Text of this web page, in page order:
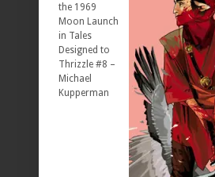
the 1969
Moon Launch
in Tales
Designed to
Thrizzle #8 –
Michael
Kupperman